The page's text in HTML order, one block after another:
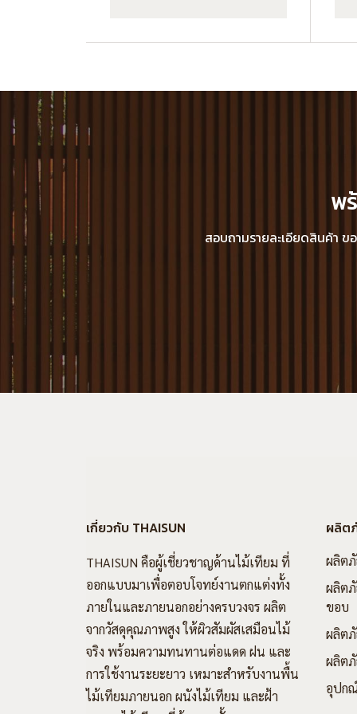
พ
สอบถามรายละเอียดสินค้า ข
เกี่ยวกับ THAISUN
THAISUN คือผู้เชี่ยวชาญด้านไม้เทียม ที่
ออกแบบมาเพื่อตอบโจทย์งานตกแต่งทั้ง
ภายในและภายนอกอย่างครบวงจร ผลิต
จากวัสดุคุณภาพสูง ให้ผิวสัมผัสเสมือนไม้
จริง พร้อมความทนทานต่อแดด ฝน และ
การใช้งานระยะยาว เหมาะสำหรับงานพื้น
ไม้เทียมภายนอก ผนังไม้เทียม และฝ้า
ผลิต
ผลิต
ผลิต
ขอบ
ผลิต
ผลิต
อุปก